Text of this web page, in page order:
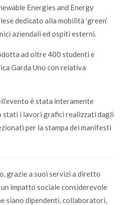
Energies and Energy
dedicato alla mobilità ‘green’
aziendali ed ospiti esterni.
ad oltre 400 studenti e
Garda Uno con relativa
è stata interamente
stati i lavori grafici realizzati dagli
per la stampa dei manifesti
grazie a suoi servizi a diretto
impatto sociale considerevole
siano dipendenti, collaboratori,